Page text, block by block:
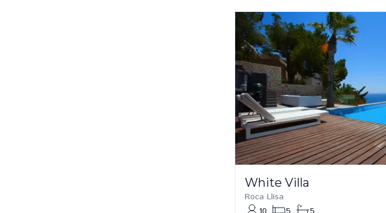
White Villa
Roca Llisa